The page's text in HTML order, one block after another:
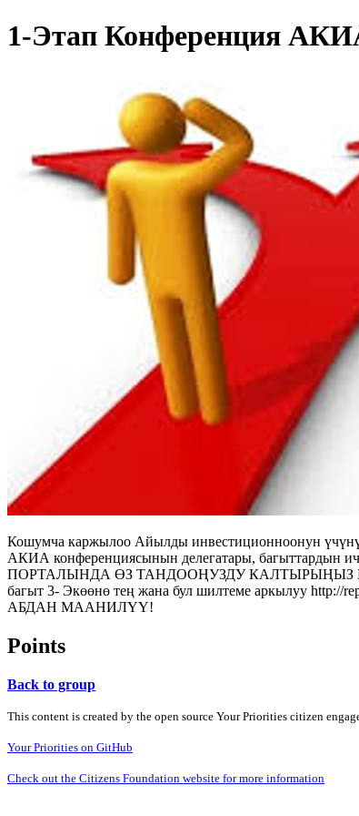
1-Этап Конференция
Кошумча каржылоо Айылды инвестиционноонун
АКИА конференциясынын делегатары, багыттардын
ПОРТАЛЫНДА ӨЗ ТАНДООҢУЗДУ КАЛТЫРЫҢЫЗ Мисалы
багыт 3- Экөөнө тең жана бул шилтеме аркылуу
АБДАН МААНИЛҮҮ!
Points
Back to group
This content is created by the open source Your Priorities citizen
Your Priorities on GitHub
Check out the Citizens Foundation website for more information